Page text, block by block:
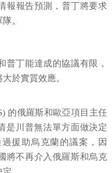
報報告預測，普丁將要求
。
普丁能達成的協議有限，
於實質效應。
的俄羅斯和歐亞項目主任
是川普無法單方面做決定
援助烏克蘭的議案，因
將不再介入俄羅斯和烏克